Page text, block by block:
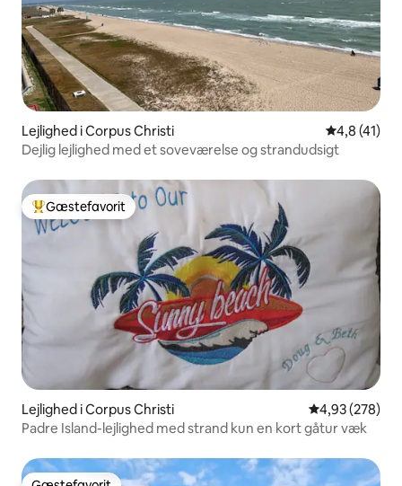
Lejlighed i Corpus Christi 4,8 ud af 5
4,8 (41)
Dejlig lejlighed med et soveværelse og strandudsigt
Bedste gæstefavorit
Gæstefavorit
Lejlighed i Corpus Christi 4,93 ud af 5 i
4,93 (278)
Padre Island-lejlighed med strand kun en kort gåtur væk